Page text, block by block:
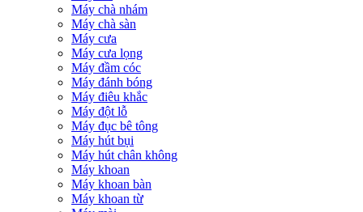
Máy chà nhám
Máy chà sàn
Máy cưa
Máy cưa lọng
Máy đầm cóc
Máy đánh bóng
Máy điêu khắc
Máy đột lỗ
Máy đục bê tông
Máy hút bụi
Máy hút chân không
Máy khoan
Máy khoan bàn
Máy khoan từ